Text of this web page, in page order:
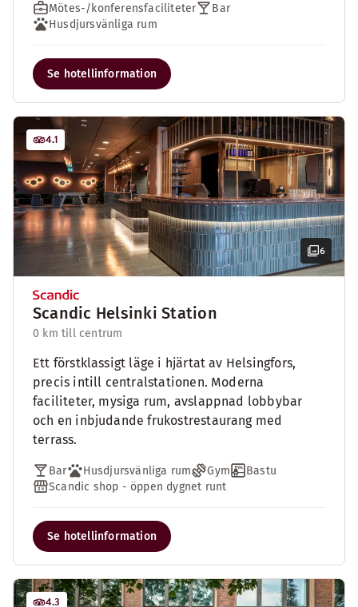
Mötes-/konferensfaciliteter
Bar
Husdjursvänliga rum
Se hotellinformation
6
4.1
Scandic Helsinki Station
0 km till centrum
Ett förstklassigt läge i hjärtat av Helsingfors,
precis intill centralstationen. Moderna
faciliteter, mysiga rum, avslappnad lobbybar
och en inbjudande frukostrestaurang med
terrass.
Bar Husdjursvänliga rum Gym
Bastu
Scandic shop - öppen dygnet runt
Se hotellinformation
4.3